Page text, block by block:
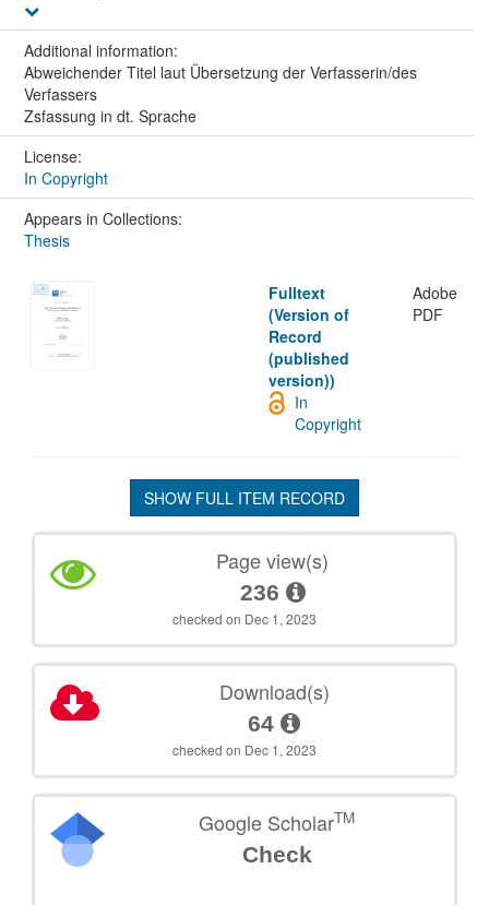
Additional information:
Abweichender Titel laut Übersetzung der Verfasserin/des
Verfassers
Zsfassung in dt. Sprache
License:
In Copyright
Appears in Collections:
Thesis
Fulltext
(Version of
Record
(published
version))
Adobe
PDF
In
Copyright
SHOW FULL ITEM RECORD
Page view(s)
236
checked on Dec 1, 2023
Download(s)
64
checked on Dec 1, 2023
Google ScholarTM
Check